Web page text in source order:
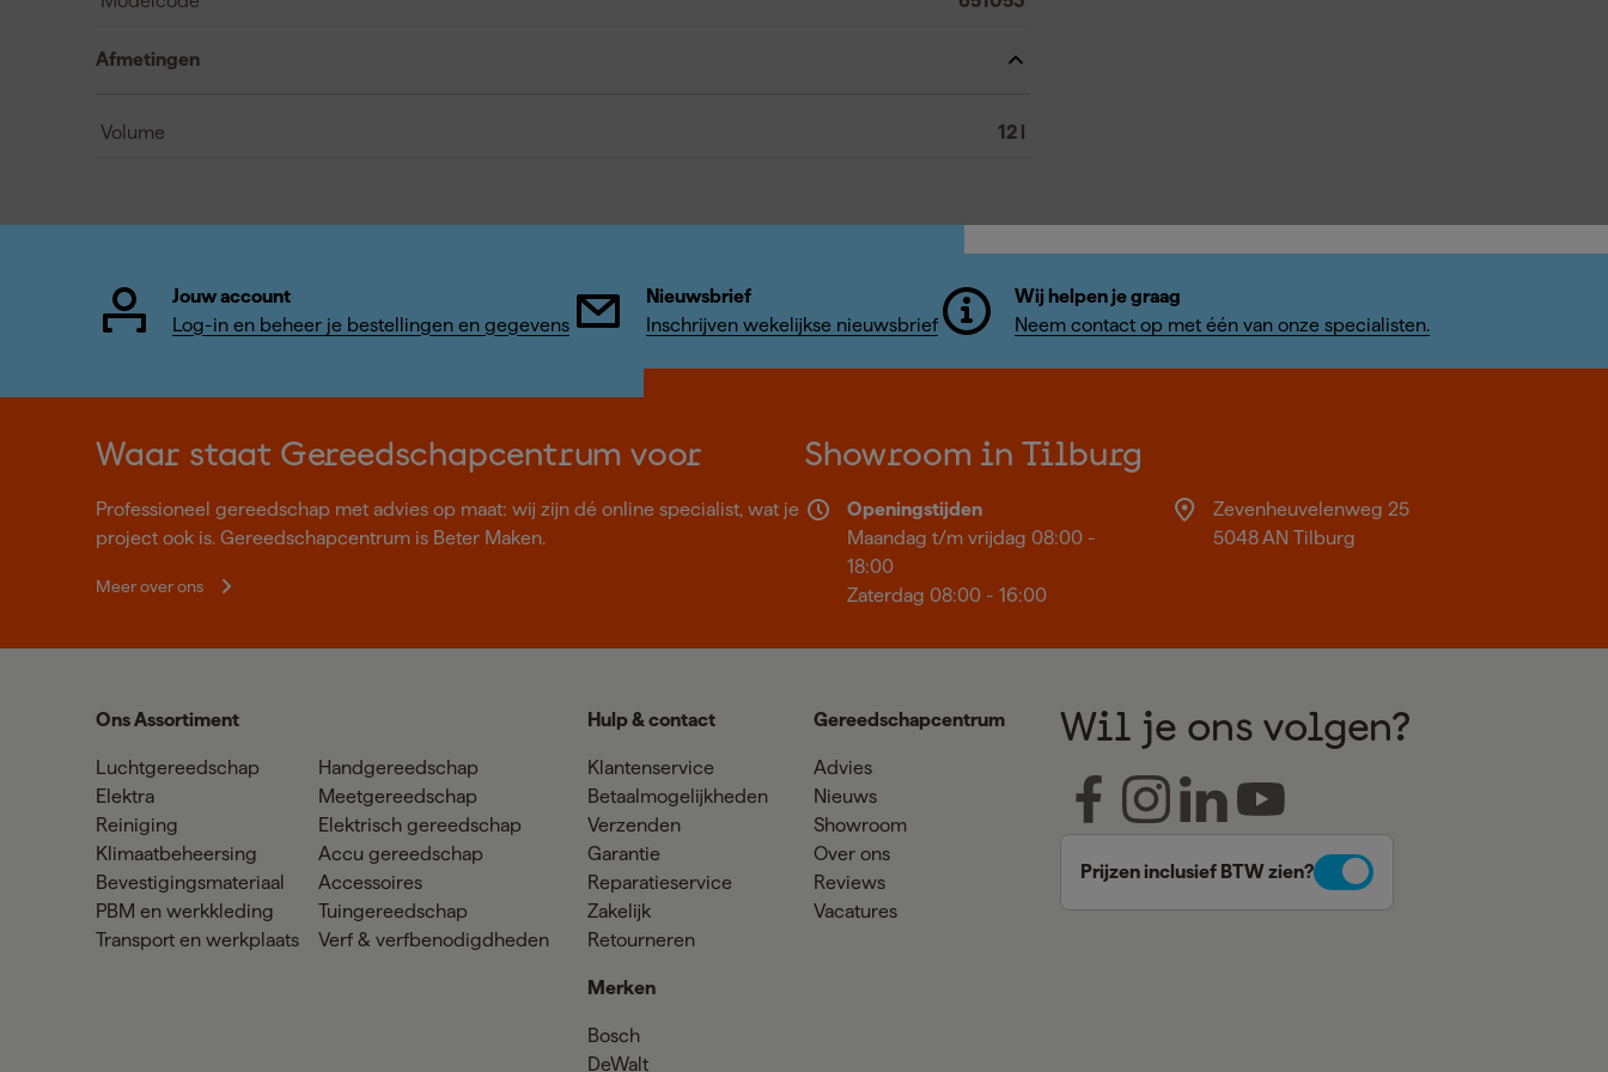
Afmetingen
Volume 12 l
Jouw account
Log-in en beheer je bestellingen en gegevens
Nieuwsbrief
Inschrijven wekelijkse nieuwsbrief
Wij helpen je graag
Neem contact op met één van onze specialisten.
Waar staat Gereedschapcentrum voor
Professioneel gereedschap met advies op maat: wij zijn dé online specialist, wat je
project ook is. Gereedschapcentrum is Beter Maken.
Meer over ons
Showroom in Tilburg
Openingstijden
Maandag t/m vrijdag 08:00 -
18:00
Zaterdag 08:00 - 16:00
Zevenheuvelenweg 25
5048 AN Tilburg
Ons Assortiment
Luchtgereedschap
Elektra
Reiniging
Klimaatbeheersing
Bevestigingsmateriaal
PBM en werkkleding
Transport en werkplaats
Handgereedschap
Meetgereedschap
Elektrisch gereedschap
Accu gereedschap
Accessoires
Tuingereedschap
Verf & verfbenodigdheden
Hulp & contact
Klantenservice
Betaalmogelijkheden
Verzenden
Garantie
Reparatieservice
Zakelijk
Retourneren
Merken
Bosch
DeWalt
Gereedschapcentrum
Advies
Nieuws
Showroom
Over ons
Reviews
Vacatures
Wil je ons volgen?
Prijzen inclusief BTW zien?